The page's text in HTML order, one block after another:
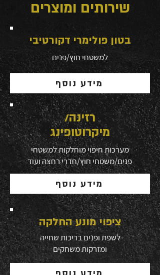
שירותים ומוצרים
בטון פולימרי דקורטיבי
למשטחי חוץ/פנים
מידע נוסף
רזינה/
מיקרוטופינג
מערכות חיפוי מוחלקות למשטחי
פנים/משטחי חוץ/חדרי רחצה ועוד
מידע נוסף
ציפוי מונע החלקה
לשפת ופנים בריכות שחייה
ומזרקות משחקים